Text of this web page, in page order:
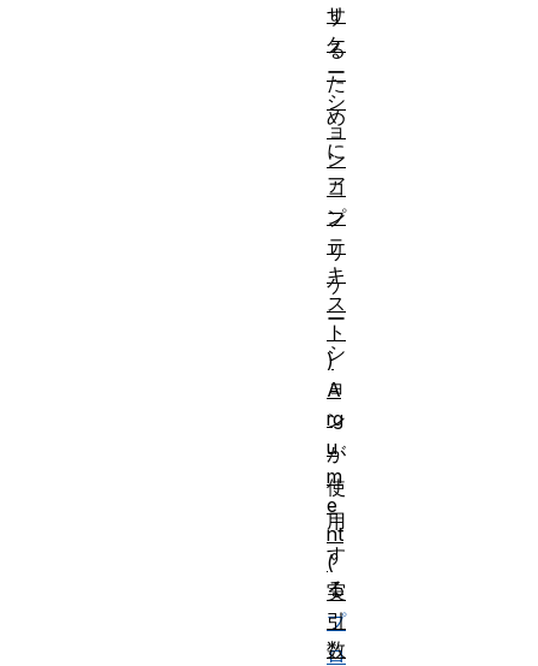
す
る
た
め
に
ア
プ
リ
ケ
ー
シ
ョ
ン
が
使
用
す
る
プ
ロ
リ
ケ
ー
シ
ョ
ン
コ
ン
テ
キ
ス
ト
)
A
rg
u
m
e
nt
(
実
引
数